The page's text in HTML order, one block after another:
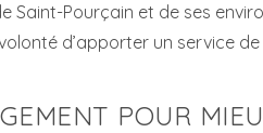
Saint-Pourçain et de ses
d’apporter un service
POUR